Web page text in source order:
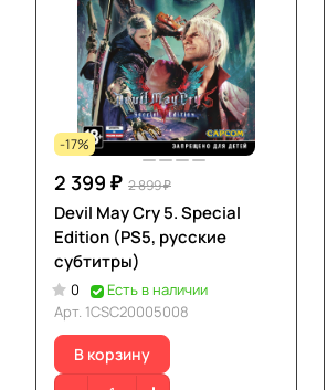
-17%
2 399 ₽ 2 899 ₽
Devil May Cry 5. Special
Edition (PS5, русские
субтитры)
0
Есть в наличии
Арт. 1CSC20005008
В корзину